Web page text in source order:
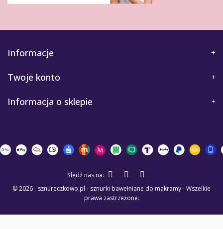
Informacje
Twoje konto
Informacja o sklepie
© 2026 - sznureczkowo.pl - sznurki bawełniane do makramy - Wszelkie
prawa zastrzeżone.
Śledź nas na: